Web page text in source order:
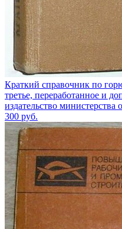
Краткий справочник по
третье, переработанное и
издательство
300 руб.